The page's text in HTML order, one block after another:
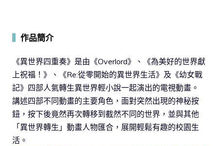
作品簡介
《異世界四重奏》是由《Overlord》、《為美好的世界獻
上祝福！》、《Re:從零開始的異世界生活》及《幼女戰
記》四部人氣轉生異世界輕小說一起演出的電視動畫。
講述四部不同動畫的主要角色，面對突然出現的神秘按
鈕，按下後竟然再次轉移到截然不同的世界，並與其他
「異世界轉生」動畫人物匯合，展開輕鬆有趣的校園生
活。